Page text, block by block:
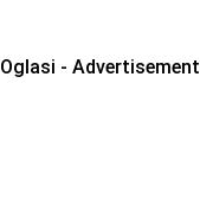
Oglasi - Advertisement